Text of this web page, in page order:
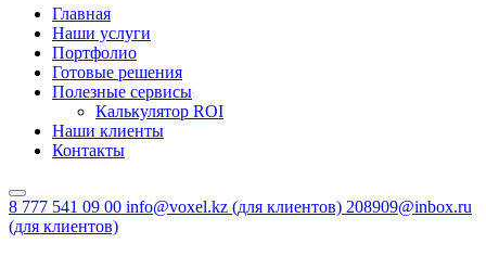
Главная
Наши услуги
Портфолио
Готовые решения
Полезные сервисы
Калькулятор ROI
Наши клиенты
Контакты
8 777 541 09 00 info@voxel.kz (для клиентов) 208909@inbox.ru
(для клиентов)